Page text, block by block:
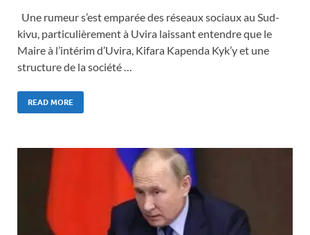
Une rumeur s’est emparée des réseaux sociaux au Sud-
kivu, particulièrement à Uvira laissant entendre que le
Maire à l’intérim d’Uvira, Kifara Kapenda Kyk’y et une
structure de la société …
READ MORE